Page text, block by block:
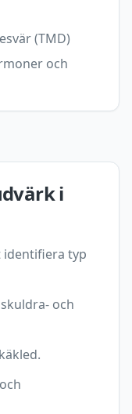
(TMD)
och
i
typ
och